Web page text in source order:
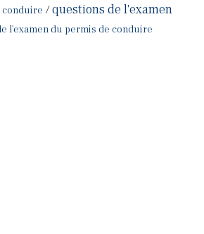
conduire /questions de l'examen
l'examen du permis de conduire